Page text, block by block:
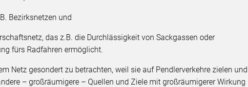
Bezirksnetzen und
das z.B. die Durchlässigkeit von Sackgassen oder
fürs Radfahren ermöglicht.
Netz gesondert zu betrachten, weil sie auf Pendlerverkehre zielen und
– großräumigere – Quellen und Ziele mit großräumigerer Wirkung